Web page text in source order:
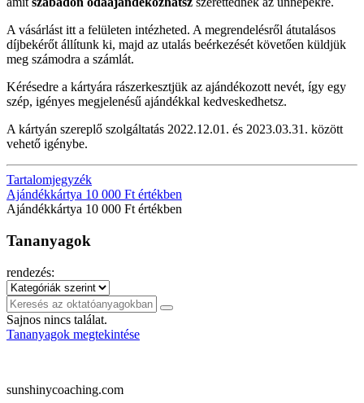
A vásárlást itt a felületen intézheted. A megrendelésről átutalásos
díjbekérőt állítunk ki, majd az utalás beérkezését követően küldjük
meg számodra a számlát.
Kérésedre a kártyára rászerkesztjük az ajándékozott nevét, így egy
szép, igényes megjelenésű ajándékkal kedveskedhetsz.
A kártyán szereplő szolgáltatás 2022.12.01. és 2023.03.31. között
vehető igénybe.
Tartalomjegyzék
Ajándékkártya 10 000 Ft értékben
Ajándékkártya 10 000 Ft értékben
Tananyagok
rendezés:
Sajnos nincs találat.
Tananyagok megtekintése
sunshinycoaching.com